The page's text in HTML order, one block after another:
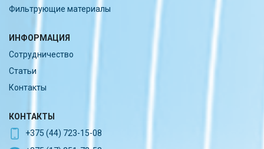
Фильтрующие материалы
ИНФОРМАЦИЯ
Сотрудничество
Статьи
Контакты
КОНТАКТЫ
+375 (44) 723-15-08